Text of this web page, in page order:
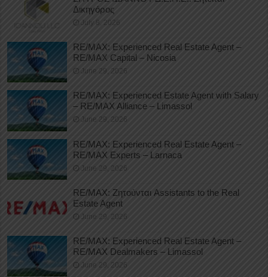
Δικηγόρος
July 8, 2026
RE/MAX: Experienced Real Estate Agent –
RE/MAX Capital – Nicosia
June 29, 2026
RE/MAX: Experienced Estate Agent with Salary
– RE/MAX Alliance – Limassol
June 29, 2026
RE/MAX: Experienced Real Estate Agent –
RE/MAX Experts – Larnaca
June 29, 2026
RE/MAX: Ζητούνται Assistants to the Real
Estate Agent
June 29, 2026
RE/MAX: Experienced Real Estate Agent –
RE/MAX Dealmakers – Limassol
June 29, 2026